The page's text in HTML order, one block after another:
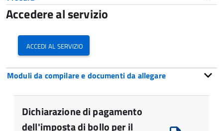
Accedere al servizio
accedi al servizio
Moduli da compilare e documenti da allegare
Dichiarazione di pagamento
dell'imposta di bollo per il